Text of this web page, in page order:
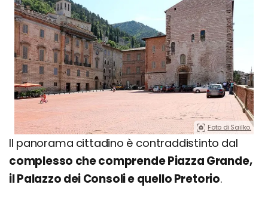
Foto di Sailko.
Il panorama cittadino è contraddistinto dal
complesso che comprende Piazza Grande,
il Palazzo dei Consoli e quello Pretorio.